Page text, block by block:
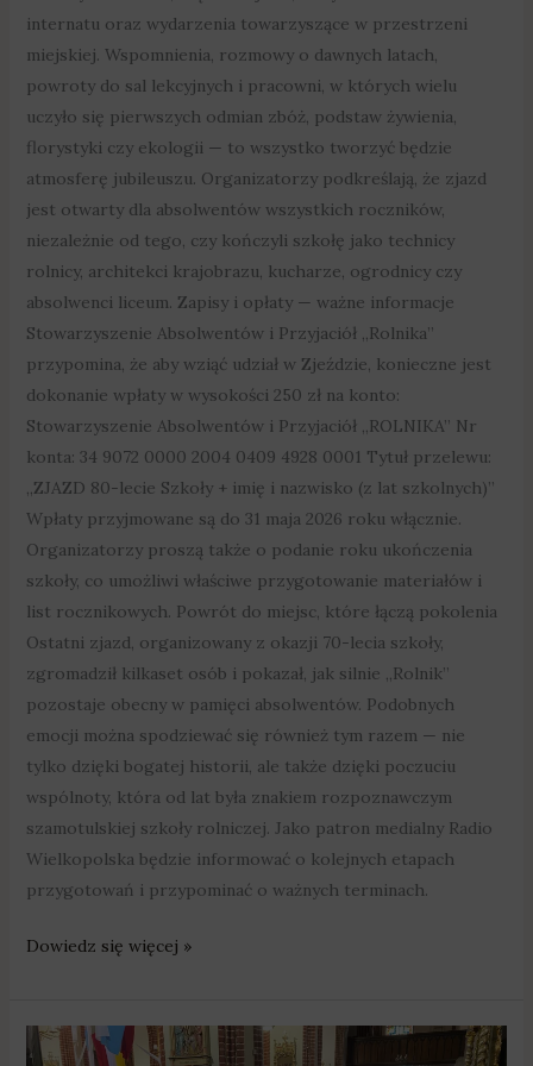
internatu oraz wydarzenia towarzyszące w przestrzeni
miejskiej. Wspomnienia, rozmowy o dawnych latach,
powroty do sal lekcyjnych i pracowni, w których wielu
uczyło się pierwszych odmian zbóż, podstaw żywienia,
florystyki czy ekologii — to wszystko tworzyć będzie
atmosferę jubileuszu. Organizatorzy podkreślają, że zjazd
jest otwarty dla absolwentów wszystkich roczników,
niezależnie od tego, czy kończyli szkołę jako technicy
rolnicy, architekci krajobrazu, kucharze, ogrodnicy czy
absolwenci liceum. Zapisy i opłaty — ważne informacje
Stowarzyszenie Absolwentów i Przyjaciół „Rolnika”
przypomina, że aby wziąć udział w Zjeździe, konieczne jest
dokonanie wpłaty w wysokości 250 zł na konto:
Stowarzyszenie Absolwentów i Przyjaciół „ROLNIKA” Nr
konta: 34 9072 0000 2004 0409 4928 0001 Tytuł przelewu:
„ZJAZD 80-lecie Szkoły + imię i nazwisko (z lat szkolnych)”
Wpłaty przyjmowane są do 31 maja 2026 roku włącznie.
Organizatorzy proszą także o podanie roku ukończenia
szkoły, co umożliwi właściwe przygotowanie materiałów i
list rocznikowych. Powrót do miejsc, które łączą pokolenia
Ostatni zjazd, organizowany z okazji 70-lecia szkoły,
zgromadził kilkaset osób i pokazał, jak silnie „Rolnik”
pozostaje obecny w pamięci absolwentów. Podobnych
emocji można spodziewać się również tym razem — nie
tylko dzięki bogatej historii, ale także dzięki poczuciu
wspólnoty, która od lat była znakiem rozpoznawczym
szamotulskiej szkoły rolniczej. Jako patron medialny Radio
Wielkopolska będzie informować o kolejnych etapach
przygotowań i przypominać o ważnych terminach.
Dowiedz się więcej »
„Parada